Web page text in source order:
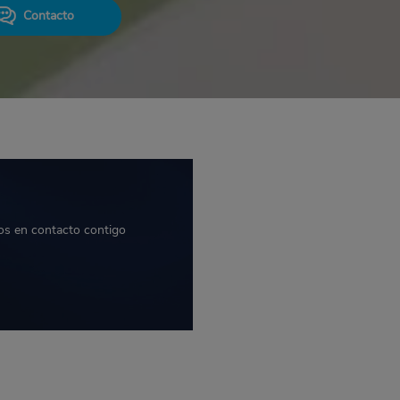
Contacto
en contacto contigo